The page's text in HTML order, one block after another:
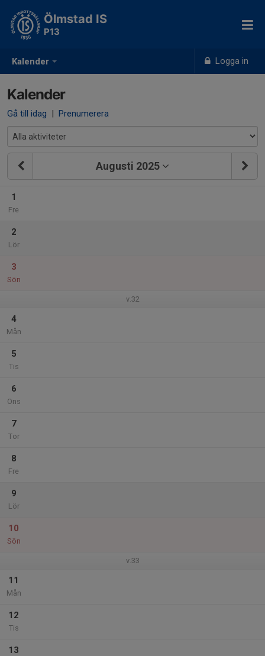
Kalender Logga in
Ölmstad IS
P13
Kalender
Gå till idag | Prenumerera
Augusti 2025
1
Fre
2
Lör
3
Sön
v.32
4
Mån
5
Tis
6
Ons
7
Tor
8
Fre
9
Lör
10
Sön
v.33
11
Mån
12
Tis
13